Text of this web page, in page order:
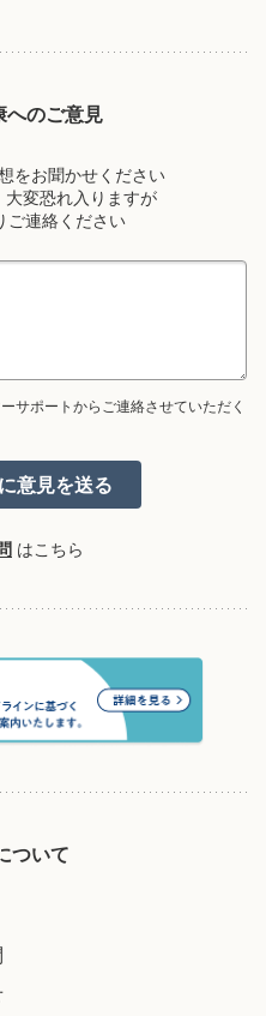
へのご意見
をお聞かせください
変恐れ入りますが
ご連絡ください
サポートからご連絡させていただく
はこちら
ついて